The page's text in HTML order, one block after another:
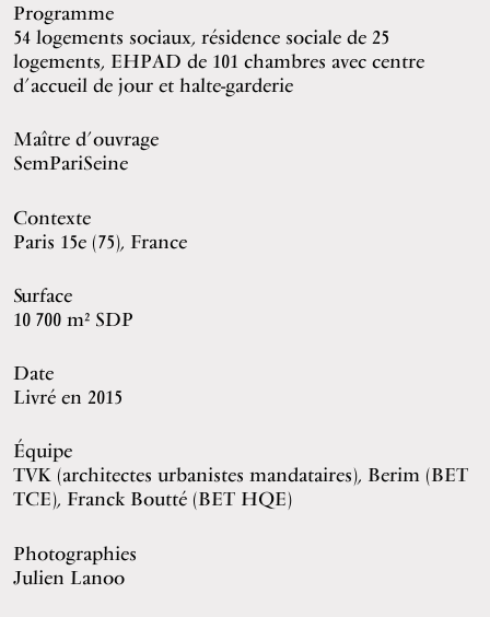
Programme
54 logements sociaux, résidence sociale de 25
logements, EHPAD de 101 chambres avec centre
d’accueil de jour et halte-garderie
Maître d’ouvrage
SemPariSeine
Contexte
Paris 15e (75), France
Surface
10 700 m² SDP
Date
Livré en 2015
Équipe
TVK (architectes urbanistes mandataires), Berim (BET
TCE), Franck Boutté (BET HQE)
Photographies
Julien Lanoo